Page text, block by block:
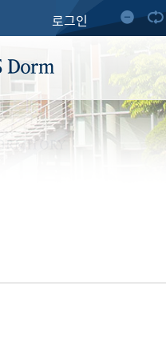
로그인
Dorm